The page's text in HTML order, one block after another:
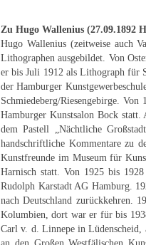
Zu Hugo Wallenius (27.09.1892
Hugo Wallenius (zeitweise auch
Lithographen ausgebildet. Von
er bis Juli 1912 als Lithograph für
der Hamburger
Schmiedeberg/Riesengebirge.
Hamburger Kunstsalon Bock
dem Pastell „Nächtliche
handschriftliche Kommentare zu
Kunstfreunde im Museum für
Harnisch statt. Von 1925 bis
Rudolph Karstadt AG Hamburg.
nach Deutschland zurückkehren.
Kolumbien, dort war er für bis
Carl v. d. Linnepe in Lüdenscheid,